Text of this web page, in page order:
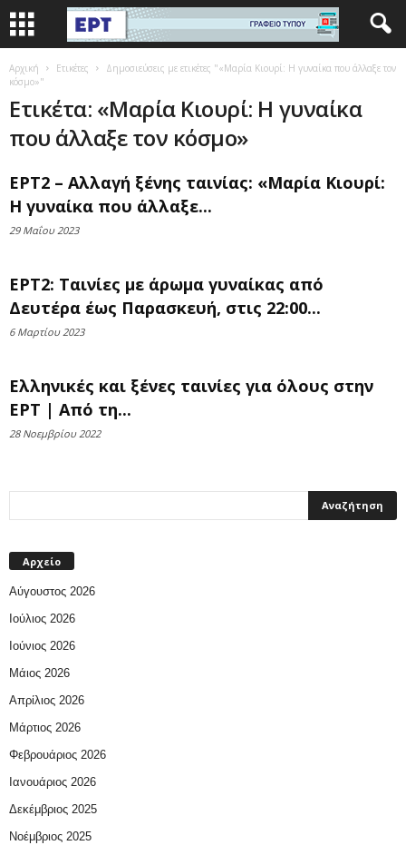
Αρχική Ετικέτες
Δημοσιεύσεις με ετικέτες "«Μαρία Κιουρί: Η γυναίκα που άλλαξε τον
κόσμο»"
Ετικέτα: «Μαρία Κιουρί: Η γυναίκα
που άλλαξε τον κόσμο»
ΕΡΤ2 – Αλλαγή ξένης ταινίας: «Μαρία Κιουρί:
Η γυναίκα που άλλαξε...
29 Μαΐου 2023
ΕΡΤ2: Ταινίες με άρωμα γυναίκας από
Δευτέρα έως Παρασκευή, στις 22:00...
6 Μαρτίου 2023
Ελληνικές και ξένες ταινίες για όλους στην
ΕΡΤ | Από τη...
28 Νοεμβρίου 2022
Αρχείο
Αύγουστος 2026
Ιούλιος 2026
Ιούνιος 2026
Μάιος 2026
Απρίλιος 2026
Μάρτιος 2026
Φεβρουάριος 2026
Ιανουάριος 2026
Δεκέμβριος 2025
Νοέμβριος 2025